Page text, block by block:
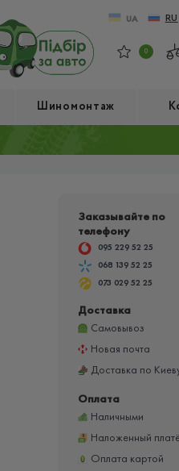
UA RU
0
Шиномонтаж
Заказывайте по
телефону
095 229 52 25
068 139 52 25
073 029 52 25
Доставка
Самовывоз
Новая почта
Доставка по
Оплата
Наличными
Наложенный
Оплата картой